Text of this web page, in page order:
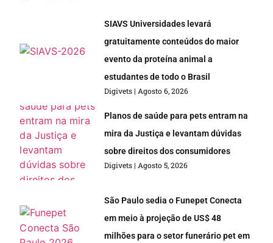
SIAVS Universidades levará
gratuitamente conteúdos do maior
evento da proteína animal a
estudantes de todo o Brasil
Digivets Agosto 6, 2026
Planos de saúde para pets entram na
mira da Justiça e levantam dúvidas
sobre direitos dos consumidores
Digivets Agosto 5, 2026
São Paulo sedia o Funepet Conecta
em meio à projeção de US$ 48
milhões para o setor funerário pet em